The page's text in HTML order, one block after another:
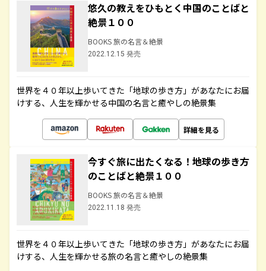
悠久の教えをひもとく中国のことばと
絶景１００
BOOKS 旅の名言＆絶景
2022.12.15 発売
世界を４０年以上歩いてきた「地球の歩き方」があなたにお届
けする、人生を輝かせる中国の名言と癒やしの絶景集
詳細を見る
今すぐ旅に出たくなる！地球の歩き方
のことばと絶景１００
BOOKS 旅の名言＆絶景
2022.11.18 発売
世界を４０年以上歩いてきた「地球の歩き方」があなたにお届
けする、人生を輝かせる旅の名言と癒やしの絶景集